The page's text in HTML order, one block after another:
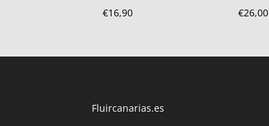
€16,90 €26,00
Fluircanarias.es